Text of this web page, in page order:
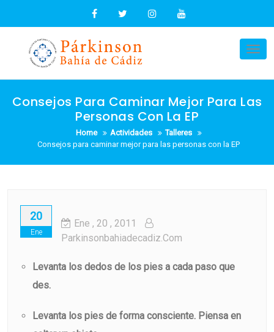
Consejos Para Caminar Mejor Para Las
Personas Con La EP
Home Actividades
Talleres
Consejos para caminar mejor para las personas con la EP
20
Ene
Ene , 20 , 2011
Parkinsonbahiadecadiz.com
Levanta los dedos de los pies a cada paso que
des.
Levanta los pies de forma consciente. Piensa en